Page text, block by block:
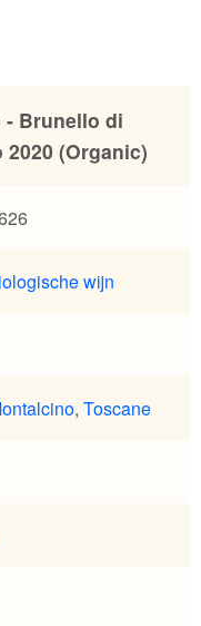
- Brunello di
(Organic)
wijn
, Toscane